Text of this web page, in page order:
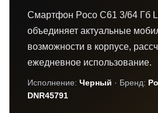
Смартфон Poco C61 3/64 Гб
объединяет актуальные
возможности в корпусе,
ежедневное использование.
Исполнение: Черный · Бренд:
DNR45791